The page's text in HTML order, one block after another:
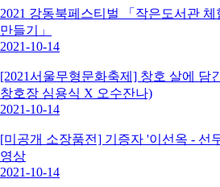
2021 강동북페스티벌 「작은도서관
만들기」
2021-10-14
[2021서울무형문화축제] 창호 살에 담
창호장 심용식 X 오수잔나)
2021-10-14
[미공개 소장품전] 기증자 '이선옥 - 선
영상
2021-10-14